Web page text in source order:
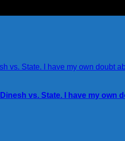
vs. State. I have my own